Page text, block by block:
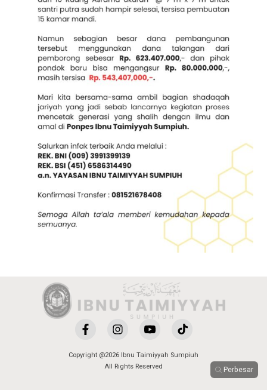
Perbesar
Copyright @2026 Ibnu Taimiyyah Sumpiuh
All Rights Reserved